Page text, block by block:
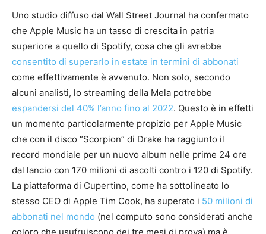
Uno studio diffuso dal Wall Street Journal ha confermato
che Apple Music ha un tasso di crescita in patria
superiore a quello di Spotify, cosa che gli avrebbe
consentito di superarlo in estate in termini di abbonati
come effettivamente è avvenuto. Non solo, secondo
alcuni analisti, lo streaming della Mela potrebbe
espandersi del 40% l’anno fino al 2022. Questo è in effetti
un momento particolarmente propizio per Apple Music
che con il disco “Scorpion” di Drake ha raggiunto il
record mondiale per un nuovo album nelle prime 24 ore
dal lancio con 170 milioni di ascolti contro i 120 di Spotify.
La piattaforma di Cupertino, come ha sottolineato lo
stesso CEO di Apple Tim Cook, ha superato i 50 milioni di
abbonati nel mondo (nel computo sono considerati anche